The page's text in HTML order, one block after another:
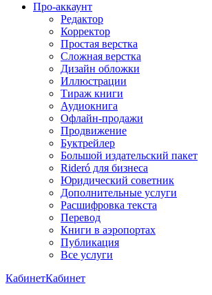
Про-аккаунт
Редактор
Корректор
Простая верстка
Сложная верстка
Дизайн обложки
Иллюстрации
Тираж книги
Аудиокнига
Офлайн-продажи
Продвижение
Буктрейлер
Большой издательский пакет
Rideró для бизнеса
Юридический советник
Дополнительные услуги
Расшифровка текста
Перевод
Книги в аэропортах
Публикация
Все услуги
КабинетКабинет